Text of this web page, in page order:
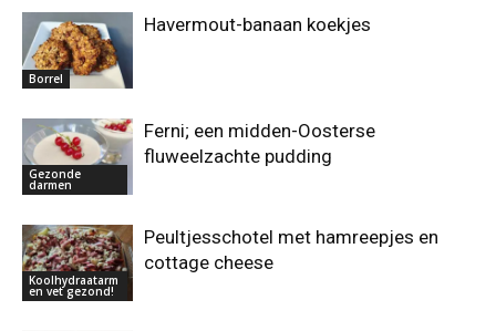
Borrel
Havermout-banaan koekjes
Gezonde
darmen
Ferni; een midden-Oosterse
fluweelzachte pudding
Koolhydraatarm
en vet gezond!
Peultjesschotel met hamreepjes en
cottage cheese